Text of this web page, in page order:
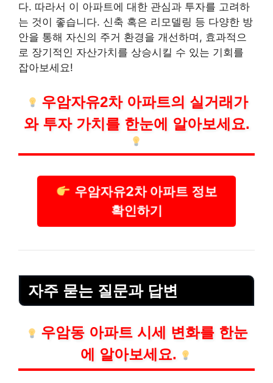
다. 따라서 이 아파트에 대한 관심과 투자를 고려하
는 것이 좋습니다. 신축 혹은 리모델링 등 다양한 방
안을 통해 자신의 주거 환경을 개선하며, 효과적으
로 장기적인 자산가치를 상승시킬 수 있는 기회를
잡아보세요!
우암자유2차 아파트의 실거래가
와 투자 가치를 한눈에 알아보세요.
우암자유2차 아파트 정보
확인하기
자주 묻는 질문과 답변
우암동 아파트 시세 변화를 한눈
에 알아보세요.